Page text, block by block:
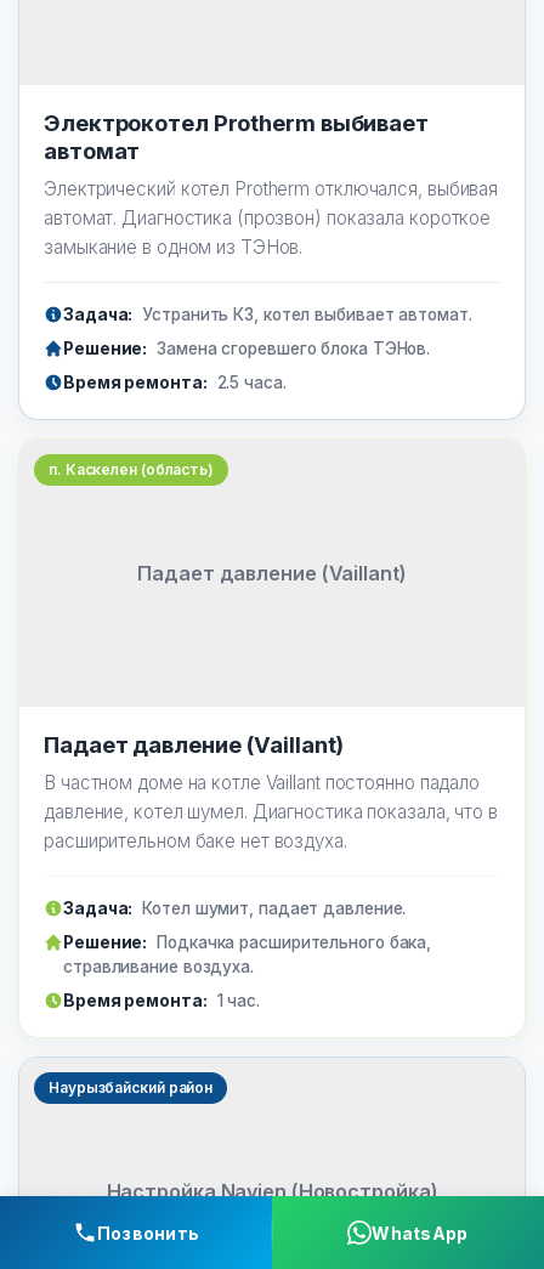
Позвонить WhatsApp
Электрокотел Protherm выбивает
автомат
Электрический котел Protherm отключался, выбивая
автомат. Диагностика (прозвон) показала короткое
замыкание в одном из ТЭНов.
Задача: Устранить КЗ, котел выбивает автомат.
Решение: Замена сгоревшего блока ТЭНов.
Время ремонта:
2.5 часа.
Падает давление (Vaillant)
п. Каскелен (область)
Падает давление (Vaillant)
В частном доме на котле Vaillant постоянно падало
давление, котел шумел. Диагностика показала, что в
расширительном баке нет воздуха.
Задача:
Котел шумит, падает давление.
Решение:
Подкачка расширительного бака,
стравливание воздуха.
Время ремонта: 1 час.
Настройка Navien (Новостройка)
Наурызбайский район